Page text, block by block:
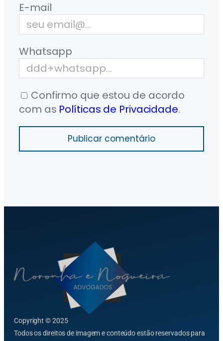
E-mail
Whatsapp
Confirmo que estou de acordo
com as Políticas de Privacidade.
Publicar comentário
Copyright © 2025
Todos os direitos de imagem e conteúdo estão reservados para